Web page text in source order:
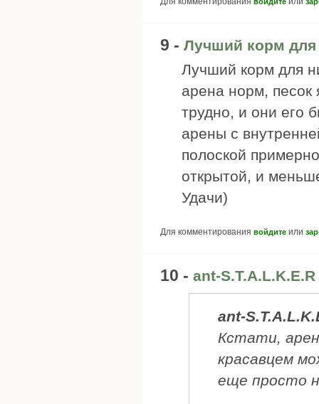
9 - Лучший корм для
Лучший корм для
арена норм, песок
трудно, и они его
арены с
полоской
открытой, и
Удачи)
Для комментирования войдите или
10 - ant-S.T.A.L.K.E.R
ant-
Кстати,
красавцем
еще просто